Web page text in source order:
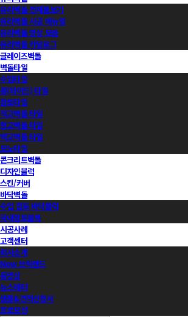
유리벽돌 전제품보기
유리벽돌 시공 매뉴얼
유리벽돌 영상 모음
유리벽돌 카달로그
글레이즈벽돌
벽돌타일
수입타일
롱(와이드) 타일
점토타일
적고벽돌 타일
청고벽돌 타일
백고벽돌 타일
모노타일
콘크리트벽돌
디자인블럭
스킨/커버
바닥벽돌
수입 점토 바닥블럭
국내점토블록
시공사례
고객센터
회사소개
Now 브릭랜드
동영상
뉴스레터
샘플&견적신청서
프로모션